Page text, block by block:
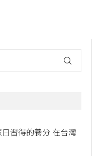
日習得的養分 在台灣